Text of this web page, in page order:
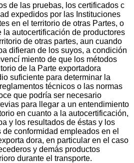
de las pruebas, los certificados c
expedidos por las Instituciones
en el territorio de otras Partes, o
la autocertificación de productores
de otras partes, aun cuando
difieran de los suyos, a condición
miento de que los métodos
de la Parte exportadora
suficiente para determinar la
técnicos o las normas
que podría ser necesario
para llegar a un entendimiento
en cuanto a la autocertificación,
y los resultados de éstas y los
conformidad empleados en el
dora, en particular en el caso
y demás productos
durante el transporte.